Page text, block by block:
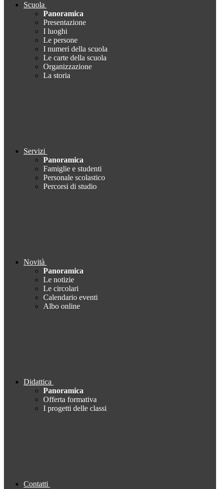
Scuola
Panoramica
Presentazione
I luoghi
Le persone
I numeri della scuola
Le carte della scuola
Organizzazione
La storia
Servizi
Panoramica
Famiglie e studenti
Personale scolastico
Percorsi di studio
Novità
Panoramica
Le notizie
Le circolari
Calendario eventi
Albo online
Didattica
Panoramica
Offerta formativa
I progetti delle classi
Contatti